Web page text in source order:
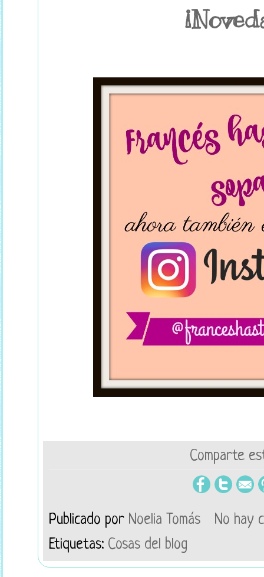
Comparte
Publicado por Noelia Tomás
No hay
Etiquetas: Cosas del blog